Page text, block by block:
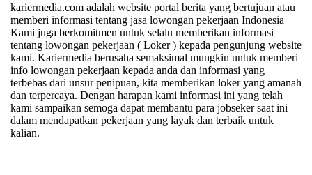
kariermedia.com adalah website portal berita yang bertujuan atau
memberi informasi tentang jasa lowongan pekerjaan Indonesia
Kami juga berkomitmen untuk selalu memberikan informasi
tentang lowongan pekerjaan ( Loker ) kepada pengunjung website
kami. Kariermedia berusaha semaksimal mungkin untuk memberi
info lowongan pekerjaan kepada anda dan informasi yang
terbebas dari unsur penipuan, kita memberikan loker yang amanah
dan terpercaya. Dengan harapan kami informasi ini yang telah
kami sampaikan semoga dapat membantu para jobseker saat ini
dalam mendapatkan pekerjaan yang layak dan terbaik untuk
kalian.